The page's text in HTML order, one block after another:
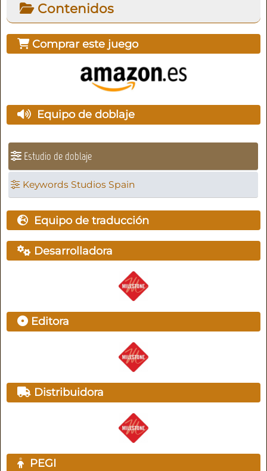
Contenidos
Comprar este juego
Equipo de doblaje
Estudio de doblaje
Keywords Studios Spain
Equipo de traducción
Desarrolladora
Editora
Distribuidora
PEGI